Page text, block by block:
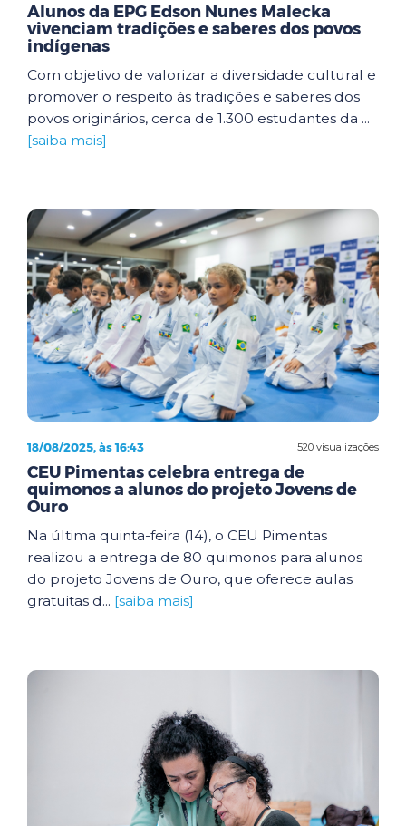
Alunos da EPG Edson Nunes Malecka
vivenciam tradições e saberes dos povos
indígenas
Com objetivo de valorizar a diversidade cultural e
promover o respeito às tradições e saberes dos
povos originários, cerca de 1.300 estudantes da ...
[saiba mais]
520 visualizações
18/08/2025, às 16:43
CEU Pimentas celebra entrega de
quimonos a alunos do projeto Jovens de
Ouro
Na última quinta-feira (14), o CEU Pimentas
realizou a entrega de 80 quimonos para alunos
do projeto Jovens de Ouro, que oferece aulas
gratuitas d... [saiba mais]